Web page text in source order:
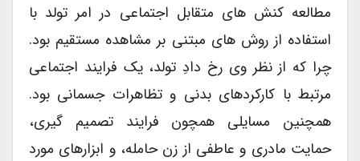
مطالعه کنش های متقابل اجتماعی در امر تولد با
استفاده از روش های مبتنی بر مشاهده مستقیم بود.
چرا که از نظر وی رخ دادِ تولد، یک فرایند اجتماعی
مرتبط با کارکردهای بدنی و تظاهرات جسمانی بود.
همچنین مسایلی همچون فرایند تصمیم گیری،
حمایت مادری و عاطفی از زن حامله، و ابزارهای مورد